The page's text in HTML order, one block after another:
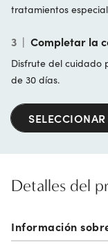
tratamientos
3 | Completar la
Disfrute del cuidado
de 30 días.
Detalles del
Información